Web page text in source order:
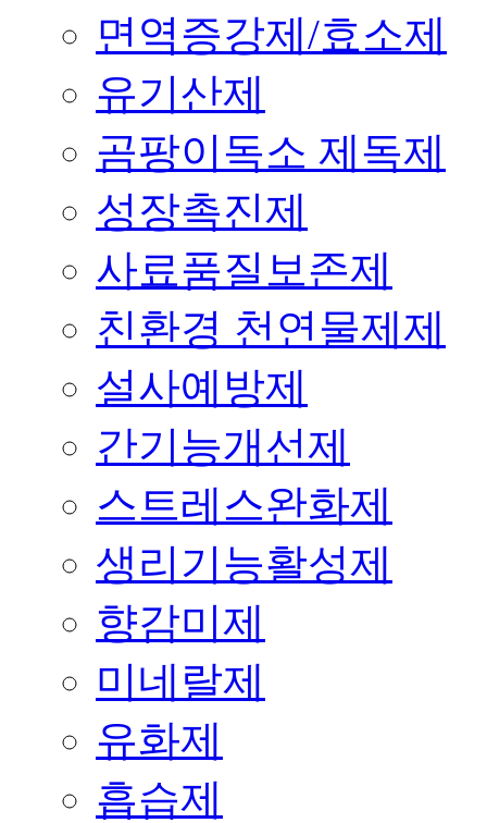
면역증강제/효소제
유기산제
곰팡이독소 제독제
성장촉진제
사료품질보존제
친환경 천연물제제
설사예방제
간기능개선제
스트레스완화제
생리기능활성제
향감미제
미네랄제
유화제
흡습제